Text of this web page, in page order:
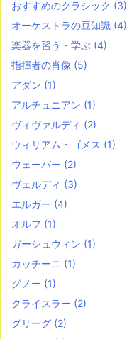
おすすめのクラシック (3)
オーケストラの豆知識 (4)
楽器を習う・学ぶ (4)
指揮者の肖像 (5)
アダン (1)
アルチュニアン (1)
ヴィヴァルディ (2)
ウィリアム・ゴメス (1)
ウェーバー (2)
ヴェルディ (3)
エルガー (4)
オルフ (1)
ガーシュウィン (1)
カッチーニ (1)
グノー (1)
クライスラー (2)
グリーグ (2)